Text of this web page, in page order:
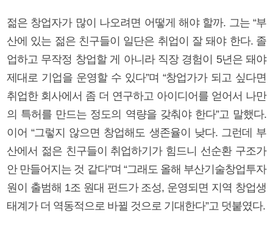
젊은 창업자가 많이 나오려면 어떻게 해야 할까. 그는 “부
산에 있는 젊은 친구들이 일단은 취업이 잘 돼야 한다. 졸
업하고 무작정 창업할 게 아니라 직장 경험이 5년은 돼야
제대로 기업을 운영할 수 있다”며 “창업가가 되고 싶다면
취업한 회사에서 좀 더 연구하고 아이디어를 얻어서 나만
의 특허를 만드는 정도의 역량을 갖춰야 한다”고 말했다.
이어 “그렇지 않으면 창업해도 생존율이 낮다. 그런데 부
산에서 젊은 친구들이 취업하기가 힘드니 선순환 구조가
안 만들어지는 것 같다”며 “그래도 올해 부산기술창업투자
원이 출범해 1조 원대 펀드가 조성, 운영되면 지역 창업생
태계가 더 역동적으로 바뀔 것으로 기대한다”고 덧붙였다.